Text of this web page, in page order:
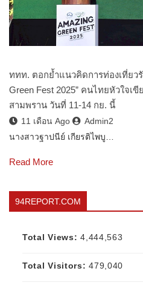
ททท. ตอกย้ำแนวคิดการท่องเที่ยว
Green Fest 2025” คนไทยหัวใจเ
สามพราน วันที่ 11-14 กย. นี้
11 เดือน Ago
Admin2
นางสาวฐาปนีย์ เกียรติไพบู…
Read More
94REPORT.COM
Total Views:4,444,563
Total Visitors:479,040